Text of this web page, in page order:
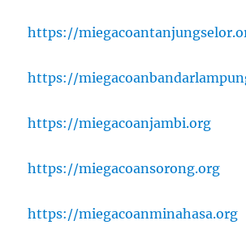
https://
https://
https://miegacoanjambi.org
https://miegacoansorong.org
https://miegacoanminahasa.org